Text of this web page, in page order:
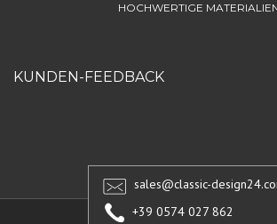
HOCHWERTIGE
KUNDEN-FEEDBACK
sales@classic-
+39 0574 027 862